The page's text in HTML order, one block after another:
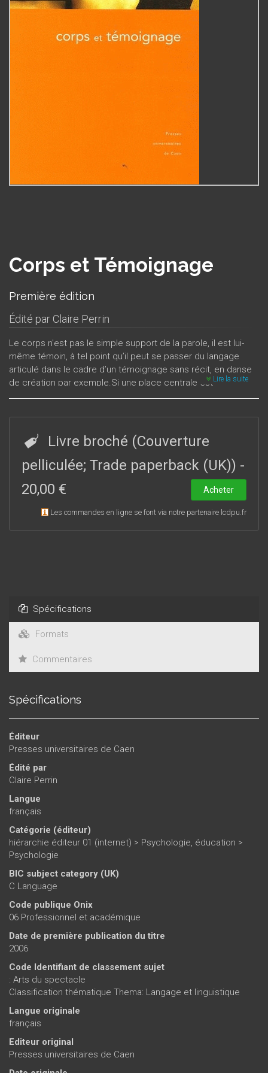
Corps et Témoignage
Première édition
Édité par Claire Perrin
Le corps n'est pas le simple support de la parole, il est lui-
même témoin, à tel point qu’il peut se passer du langage
articulé dans le cadre d’un témoignage sans récit, en danse
de création par exemple.Si une place centrale est
traditionnellement accordée au récit dans les travaux sur le
incorporés. Le témoignage n’opère que s’il transforme le
récepteur en témoin du témoin, ce qui engage une
combinatoire des corps. Il devient avant tout le résultat d’une
rencontre et non l’œuvre d’une identité isolée, la
combinatoire des corps et non l’expression d’un seul.
Lire la suite
Livre broché (Couverture
pelliculée; Trade paperback (UK)) -
20,00 €
Acheter
Les commandes en ligne se font via notre partenaire lcdpu.fr
Spécifications
Formats
Commentaires
Spécifications
Éditeur
Presses universitaires de Caen
Édité par
Claire Perrin
Langue
français
Catégorie (éditeur)
hiérarchie éditeur 01 (internet) > Psychologie, éducation >
Psychologie
BIC subject category (UK)
C Language
Code publique Onix
06 Professionnel et académique
Date de première publication du titre
2006
Code Identifiant de classement sujet
: Arts du spectacle
Classification thématique Thema: Langage et linguistique
Langue originale
français
Editeur original
Presses universitaires de Caen